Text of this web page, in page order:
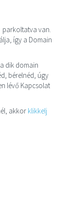
parkoltatva van.
így a Domain
dik domain
bérelnéd, úgy
lévő Kapcsolat
akkor klikkelj